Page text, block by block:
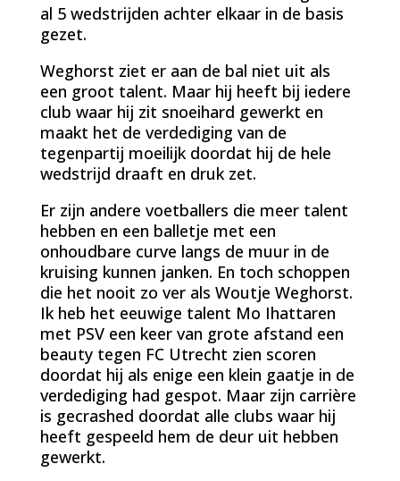
al 5 wedstrijden achter elkaar in de basis
gezet.
Weghorst ziet er aan de bal niet uit als
een groot talent. Maar hij heeft bij iedere
club waar hij zit snoeihard gewerkt en
maakt het de verdediging van de
tegenpartij moeilijk doordat hij de hele
wedstrijd draaft en druk zet.
Er zijn andere voetballers die meer talent
hebben en een balletje met een
onhoudbare curve langs de muur in de
kruising kunnen janken. En toch schoppen
die het nooit zo ver als Woutje Weghorst.
Ik heb het eeuwige talent Mo Ihattaren
met PSV een keer van grote afstand een
beauty tegen FC Utrecht zien scoren
doordat hij als enige een klein gaatje in de
verdediging had gespot. Maar zijn carrière
is gecrashed doordat alle clubs waar hij
heeft gespeeld hem de deur uit hebben
gewerkt.